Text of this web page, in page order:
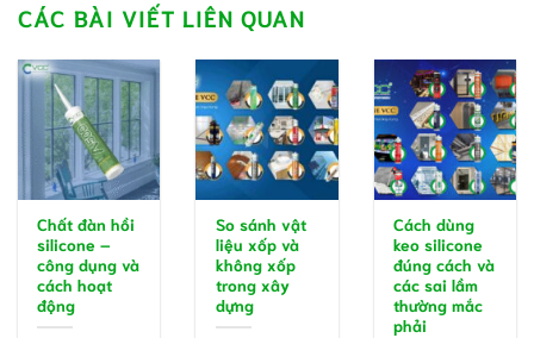
CÁC BÀI VIẾT LIÊN QUAN
Chất đàn hồi
silicone –
công dụng và
cách hoạt
động
So sánh vật
liệu xốp và
không xốp
trong xây
dựng
Cách dùng
keo silicone
đúng cách và
các sai lầm
thường mắc
phải